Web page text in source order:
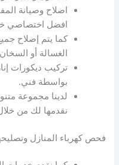
اصلاح وصيانة
افضل اختصاصي
كما يتم إصلاح
الغسالة أو
تركيب ديكورات
بواسطة فني.
لدينا مجموعة
نقدمها لك من
فحص كهرباء المنازل